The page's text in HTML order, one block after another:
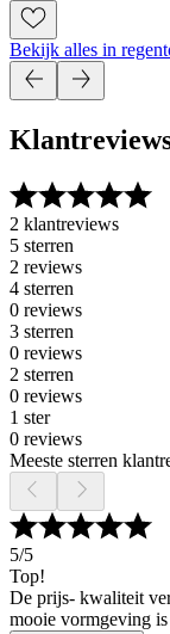
Bekijk alles in
2 klantreviews
5 sterren
2 reviews
4 sterren
0 reviews
3 sterren
0 reviews
2 sterren
0 reviews
1 ster
0 reviews
Meeste sterren
5/5
Top!
De prijs- kwaliteit
mooie vormgeving is